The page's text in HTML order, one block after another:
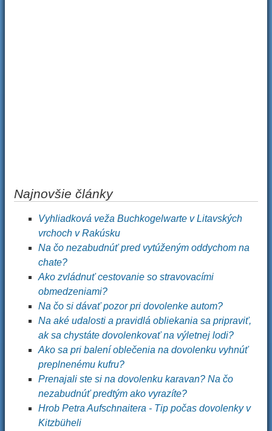
Najnovšie články
Vyhliadková veža Buchkogelwarte v Litavských
vrchoch v Rakúsku
Na čo nezabudnúť pred vytúženým oddychom na
chate?
Ako zvládnuť cestovanie so stravovacími
obmedzeniami?
Na čo si dávať pozor pri dovolenke autom?
Na aké udalosti a pravidlá obliekania sa pripraviť,
ak sa chystáte dovolenkovať na výletnej lodi?
Ako sa pri balení oblečenia na dovolenku vyhnúť
preplnenému kufru?
Prenajali ste si na dovolenku karavan? Na čo
nezabudnúť predtým ako vyrazíte?
Hrob Petra Aufschnaitera - Tip počas dovolenky v
Kitzbüheli